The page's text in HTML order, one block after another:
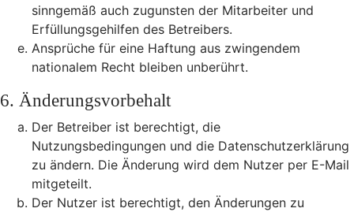
sinngemäß auch zugunsten der Mitarbeiter und
Erfüllungsgehilfen des Betreibers.
Ansprüche für eine Haftung aus zwingendem
nationalem Recht bleiben unberührt.
6. Änderungsvorbehalt
Der Betreiber ist berechtigt, die
Nutzungsbedingungen und die Datenschutzerklärung
zu ändern. Die Änderung wird dem Nutzer per E-Mail
mitgeteilt.
Der Nutzer ist berechtigt, den Änderungen zu